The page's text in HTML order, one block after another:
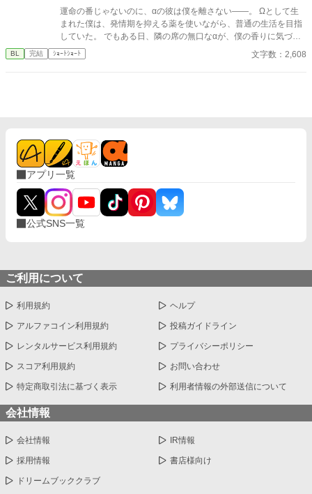
運命の番じゃないのに、αの彼は僕を離さない――。 Ωとして生
まれた僕は、発情期を抑える薬を使いながら、普通の生活を目指
していた。 でもある日、隣の席の無口なαが、僕の香りに気づい
てしまって……。 これは、番じゃないふたりの、近すぎる距離で
始まる、運命から少しはずれた恋の話。
BL 完結 ｼｮｰﾄｼｮｰﾄ 文字数：2,608
アプリ一覧
公式SNS一覧
ご利用について
利用規約 ヘルプ
アルファコイン利用規約 投稿ガイドライン
レンタルサービス利用規約 プライバシーポリシー
スコア利用規約 お問い合わせ
特定商取引法に基づく表示 利用者情報の外部送信について
会社情報
会社情報 IR情報
採用情報 書店様向け
ドリームブッククラブ